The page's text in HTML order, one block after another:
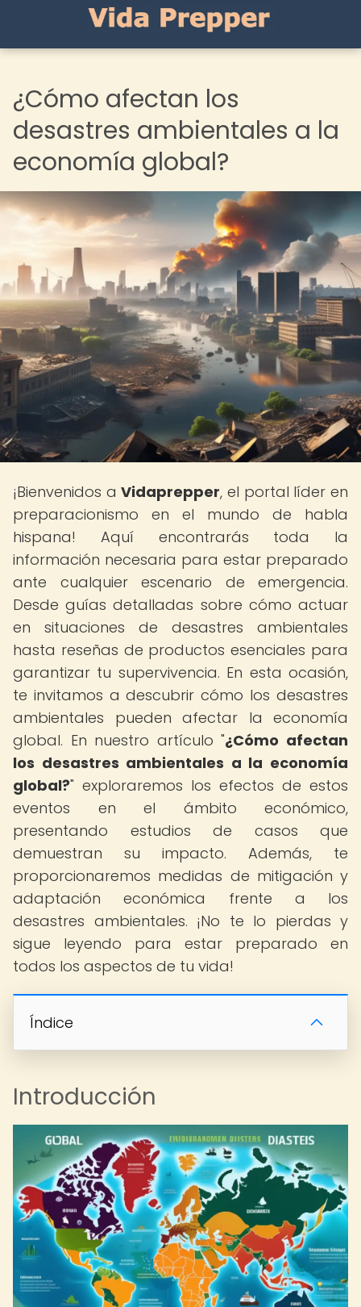
¿Cómo afectan los
desastres ambientales a la
economía global?
¡Bienvenidos aVidaprepper, el portal líder en
preparacionismo en el mundo de habla
hispana! Aquí encontrarás toda la
información necesaria para estar preparado
ante cualquier escenario de emergencia.
Desde guías detalladas sobre cómo actuar
en situaciones de desastres ambientales
hasta reseñas de productos esenciales para
garantizar tu supervivencia. En esta ocasión,
te invitamos a descubrir cómo los desastres
ambientales pueden afectar la economía
global. En nuestro artículo "¿Cómo afectan
los desastres ambientales a la economía
global?" exploraremos los efectos de estos
eventos en el ámbito económico,
presentando estudios de casos que
demuestran su impacto. Además, te
proporcionaremos medidas de mitigación y
adaptación económica frente a los
desastres ambientales. ¡No te lo pierdas y
sigue leyendo para estar preparado en
todos los aspectos de tu vida!
Índice
Introducción